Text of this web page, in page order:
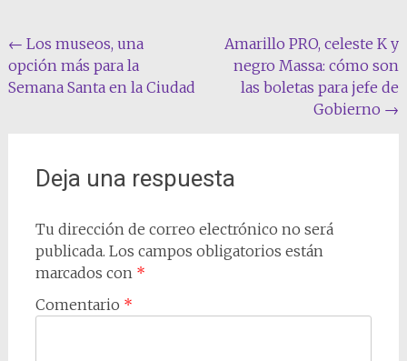
Navegación
de
← Los museos, una
opción más para la
Semana Santa en la Ciudad
Amarillo PRO, celeste K y
negro Massa: cómo son
las boletas para jefe de
Gobierno →
Deja una respuesta
Tu dirección de correo electrónico no será
publicada. Los campos obligatorios están
marcados con *
Comentario *